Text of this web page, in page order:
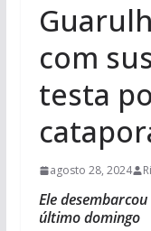
com
testa
agosto 28, 2024
Ele
último domingo